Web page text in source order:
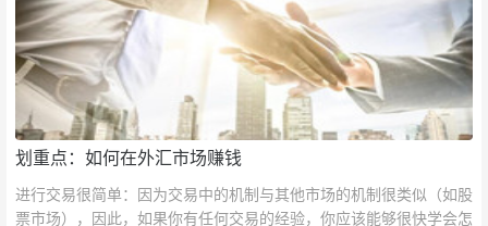
划重点：如何在外汇市场赚钱
进行交易很简单：因为交易中的机制与其他市场的机制很类似（如股
票市场），因此，如果你有任何交易的经验，你应该能够很快学会怎